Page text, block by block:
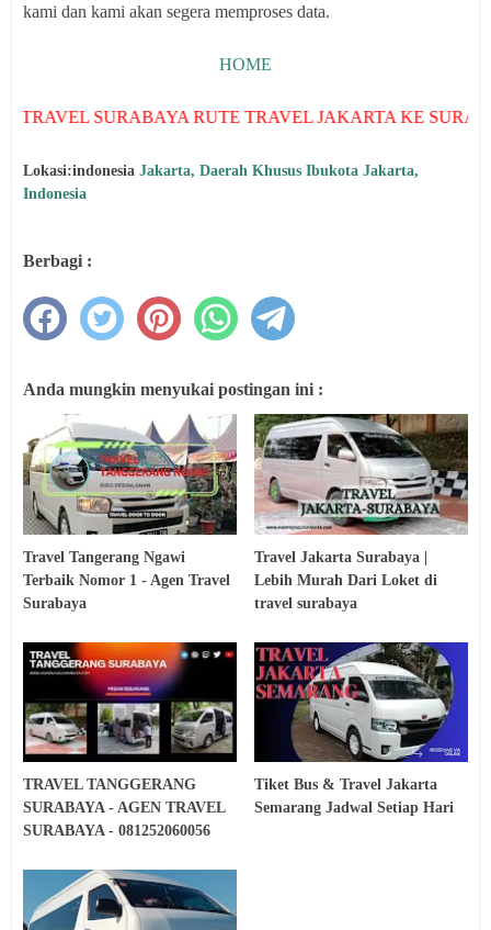
kami dan kami akan segera memproses data.
HOME
RUTE TRAVEL JAKARTA KE SURABAYA –
Lokasi:indonesia Jakarta, Daerah Khusus Ibukota Jakarta,
Indonesia
Berbagi :
Anda mungkin menyukai postingan ini :
Travel Tangerang Ngawi
Terbaik Nomor 1 - Agen Travel
Surabaya
Travel Jakarta Surabaya |
Lebih Murah Dari Loket di
travel surabaya
TRAVEL TANGGERANG
SURABAYA - AGEN TRAVEL
SURABAYA - 081252060056
Tiket Bus & Travel Jakarta
Semarang Jadwal Setiap Hari